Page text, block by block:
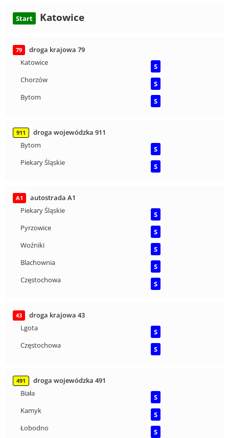
Start Katowice
79
droga krajowa 79
Katowice
S
Chorzów
S
Bytom
S
911
droga wojewódzka 911
Bytom
S
Piekary Śląskie
S
A1
autostrada A1
Piekary Śląskie
S
Pyrzowice
S
Woźniki
S
Blachownia
S
Częstochowa
S
43
droga krajowa 43
Lgota
S
Częstochowa
S
491
droga wojewódzka 491
Biała
S
Kamyk
S
Łobodno
S